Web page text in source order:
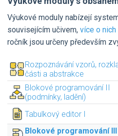
Výukové moduly nabízejí
souvisejícím učivem, více o
ročník jsou určeny především
Rozpoznávání vzorů,
části a abstrakce
Blokové programování II
(podmínky, ladění)
Tabulkový editor I
Blokové programování